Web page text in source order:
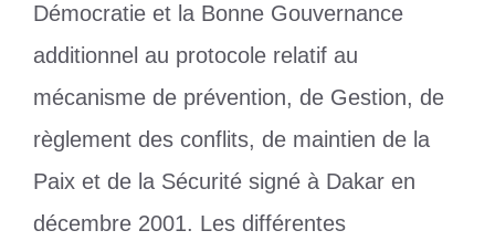
Démocratie et la Bonne Gouvernance
additionnel au protocole relatif au
mécanisme de prévention, de Gestion, de
règlement des conflits, de maintien de la
Paix et de la Sécurité signé à Dakar en
décembre 2001. Les différentes